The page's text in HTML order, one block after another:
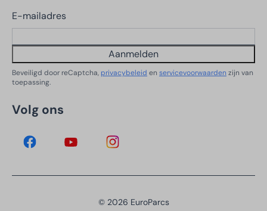
E-mailadres
Aanmelden
Beveiligd door reCaptcha, privacybeleid en servicevoorwaarden zijn van
toepassing.
Volg ons
© 2026 EuroParcs